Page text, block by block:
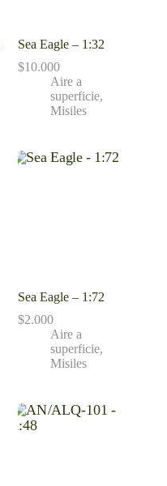
Sea Eagle – 1:32
$10.000
Aire a
superficie,
Misiles
Sea Eagle – 1:72
$2.000
Aire a
superficie,
Misiles